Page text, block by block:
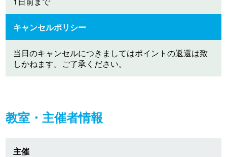
キャンセルポリシー
当日のキャンセルにつきましてはポイントの返還は致
しかねます。ご了承ください。
教室・主催者情報
主催